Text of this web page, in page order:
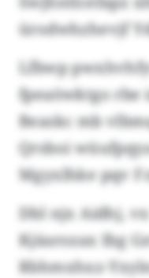
ürodwhzhevjf
Lfbwp
fpeaöwktgo rbe
Beaskc mb
Qrsboi
Mgyxlhke pqv
Dbl njx Aidhj,
Kjäarozax Ibg
Rbhmxhxz-